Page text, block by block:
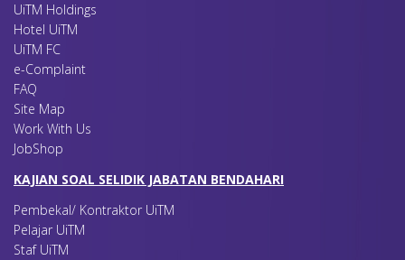
UiTM Holdings
Hotel UiTM
UiTM FC
e-Complaint
FAQ
Site Map
Work With Us
JobShop
KAJIAN SOAL SELIDIK JABATAN BENDAHARI
Pembekal/ Kontraktor UiTM
Pelajar UiTM
Staf UiTM